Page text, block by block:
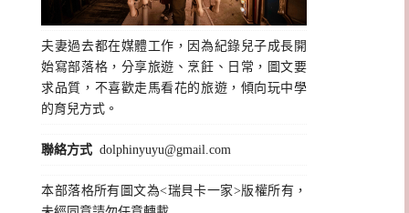
夫妻過去都在媒體工作，因為紀錄兒子成長開
始寫部落格，分享旅遊、烹飪、日常，圖文要
求品質，不喜歡走馬看花的旅遊，傾向玩中學
的育兒方式。
聯絡方式 dolphinyuyu@gmail.com
本部落格所有圖文為<瑞貝卡一家>版權所有，